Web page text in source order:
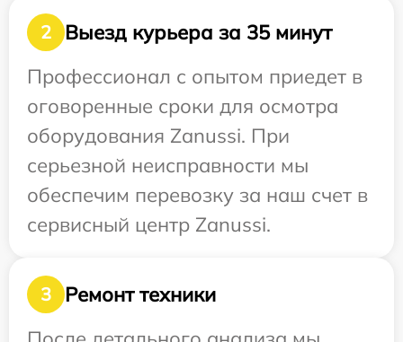
2
Выезд курьера за 35 минут
Профессионал с опытом приедет в
оговоренные сроки для осмотра
оборудования Zanussi. При
серьезной неисправности мы
обеспечим перевозку за наш счет в
сервисный центр Zanussi.
3
Ремонт техники